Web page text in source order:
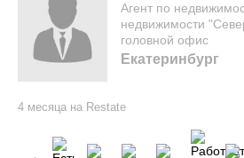
Агент по
недвижимости
головной офис
Екатеринбург
4 месяца на Restate